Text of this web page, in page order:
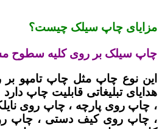
مزایای چاپ سیلک چیست؟
چاپ سیلک بر روی کلیه سطوح
این نوع چاپ مثل چاپ تامپو
هدایای تبلیغاتی قابلیت چاپ
، چاپ روی پارچه ، چاپ روی
، چاپ روی کیف دستی ، چاپ